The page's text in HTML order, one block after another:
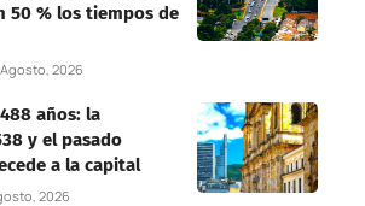
50 % los tiempos de
2026
años: la
y el pasado
a la capital
2026